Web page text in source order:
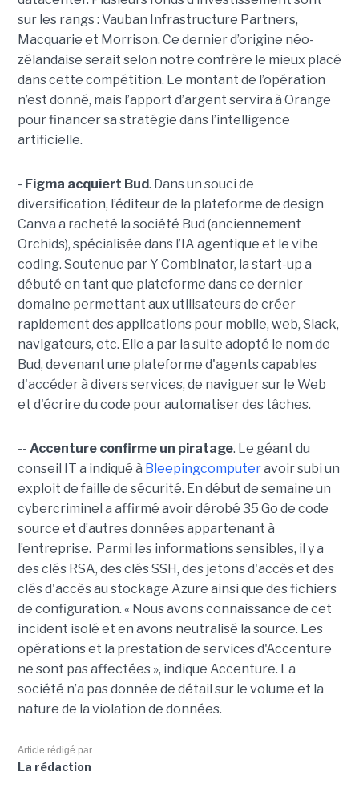
sur les rangs : Vauban Infrastructure Partners,
Macquarie et Morrison. Ce dernier d’origine néo-
zélandaise serait selon notre confrère le mieux placé
dans cette compétition. Le montant de l’opération
n’est donné, mais l’apport d’argent servira à Orange
pour financer sa stratégie dans l’intelligence
artificielle.
- Figma acquiert Bud. Dans un souci de
diversification, l’éditeur de la plateforme de design
Canva a racheté la société Bud (anciennement
Orchids), spécialisée dans l’IA agentique et le vibe
coding. Soutenue par Y Combinator, la start-up a
débuté en tant que plateforme dans ce dernier
domaine permettant aux utilisateurs de créer
rapidement des applications pour mobile, web, Slack,
navigateurs, etc. Elle a par la suite adopté le nom de
Bud, devenant une plateforme d'agents capables
d'accéder à divers services, de naviguer sur le Web
et d'écrire du code pour automatiser des tâches.
-- Accenture confirme un piratage. Le géant du
conseil IT a indiqué à Bleepingcomputeravoir subi un
exploit de faille de sécurité. En début de semaine un
cybercriminel a affirmé avoir dérobé 35 Go de code
source et d’autres données appartenant à
l’entreprise. Parmi les informations sensibles, il y a
des clés RSA, des clés SSH, des jetons d'accès et des
clés d'accès au stockage Azure ainsi que des fichiers
de configuration. « Nous avons connaissance de cet
incident isolé et en avons neutralisé la source. Les
opérations et la prestation de services d'Accenture
ne sont pas affectées », indique Accenture. La
société n’a pas donnée de détail sur le volume et la
nature de la violation de données.
Article rédigé par
La rédaction